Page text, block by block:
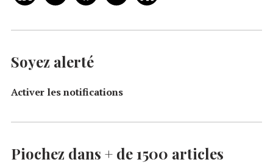
Soyez alerté
Activer les notifications
Piochez dans + de 1500 articles